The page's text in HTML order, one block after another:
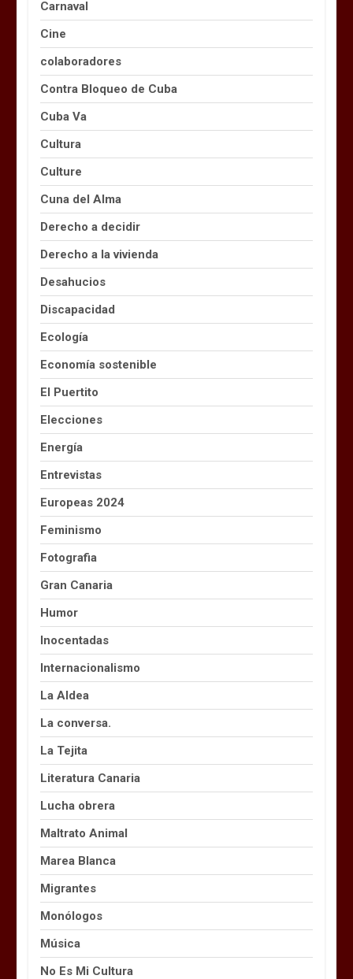
Carnaval
Cine
colaboradores
Contra Bloqueo de Cuba
Cuba Va
Cultura
Culture
Cuna del Alma
Derecho a decidir
Derecho a la vivienda
Desahucios
Discapacidad
Ecología
Economía sostenible
El Puertito
Elecciones
Energía
Entrevistas
Europeas 2024
Feminismo
Fotografia
Gran Canaria
Humor
Inocentadas
Internacionalismo
La Aldea
La conversa.
La Tejita
Literatura Canaria
Lucha obrera
Maltrato Animal
Marea Blanca
Migrantes
Monólogos
Música
No Es Mi Cultura